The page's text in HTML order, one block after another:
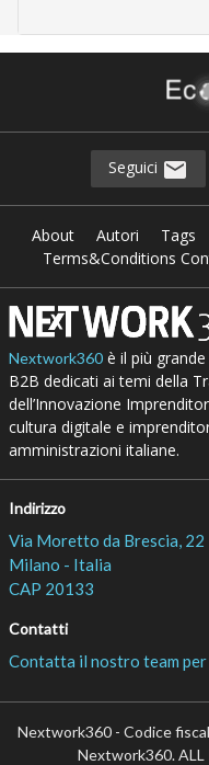
Seguici
About Autori Tags
Terms&Conditions
Nextwork360è il più
B2B dedicati ai temi della
dell’Innovazione
cultura digitale e
amministrazioni italiane.
Indirizzo
Via Moretto da Brescia, 22
Milano - Italia
CAP 20133
Contatti
Contatta il nostro team
Nextwork360 - Codice
Nextwork360. ALL